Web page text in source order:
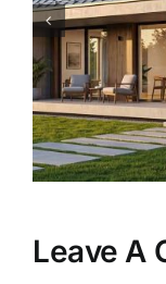
Leave A